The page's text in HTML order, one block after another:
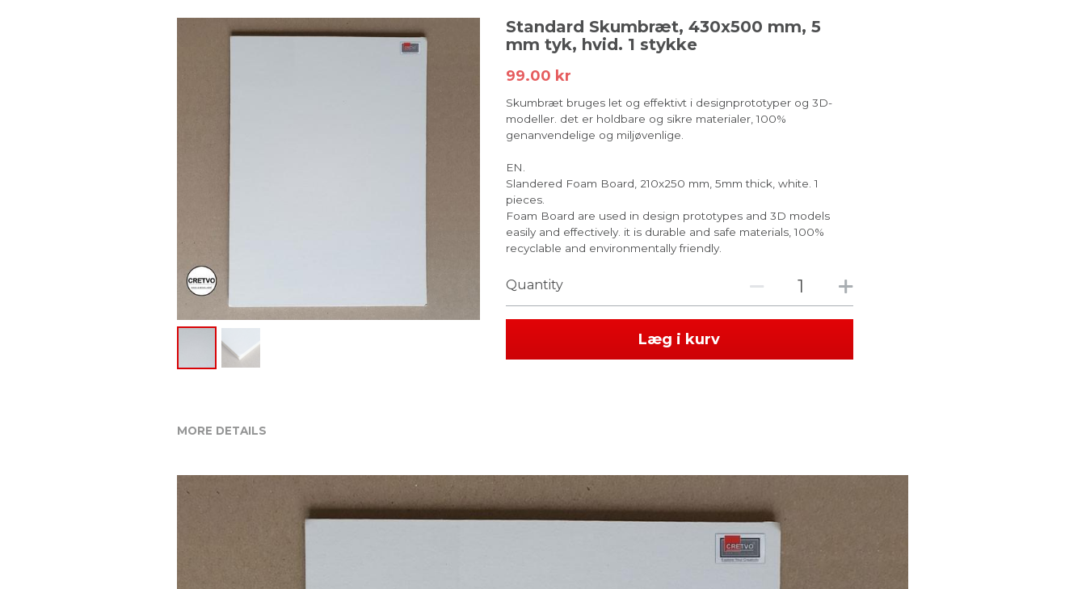
Standard Skumbræt, 430x500 mm, 5
mm tyk, hvid. 1 stykke
99.00 kr
Skumbræt bruges let og effektivt i designprototyper og 3D-
modeller. det er holdbare og sikre materialer, 100%
genanvendelige og miljøvenlige.
EN.
Slandered Foam Board, 210x250 mm, 5mm thick, white. 1
pieces.
Foam Board are used in design prototypes and 3D models
easily and effectively. it is durable and safe materials, 100%
recyclable and environmentally friendly.
Quantity
Læg i kurv
MORE DETAILS